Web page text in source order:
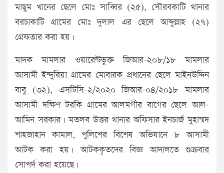
মাছুম খানের ছেলে মোঃ সাব্বির (২৫), সৌরবকাটি থানার
বরচাকাটি গ্রামের মোঃ দুলাল এর ছেলে আব্দুল্লাহ (২৭)
গ্রেফতার করা হয়।
মাদক মামলার ওয়ারেন্টভুক্ত জিআর-২০৮/১৮ মামলার
আসামী ইন্দুরিয়া গ্রামের মোবারক প্রধানের ছেলে মাইনউদ্দিন
বাবু (৩২), এসটিসি-২/২০২০ জিআর-০৪/২০১৮ মামলার
আসামী দক্ষিণ টরকি গ্রামের আলমগীর বাগের ছেলে আল-
আমিন সরকার। মতলব উত্তর থানার অফিসার ইনচার্জ মুহাম্মদ
শাহজাহান কামাল, পুলিশের বিশেষ অভিযানে ৮ আসামী
আটক করা হয়। আটককৃতদের বিজ্ঞ আদালতে শুক্রবার
সোপর্দ করা হয়েছে।